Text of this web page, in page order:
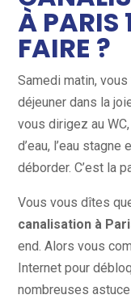
À PARIS
FAIRE ?
Samedi matin,
déjeuner dans la
vous dirigez au
d’eau, l’eau
déborder. C’est la
Vous vous dîtes
canalisation à
end. Alors vous
Internet pour
nombreuses